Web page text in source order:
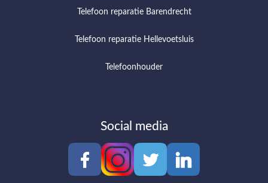
Telefoon reparatie Barendrecht
Telefoon reparatie Hellevoetsluis
Telefoonhouder
Social media